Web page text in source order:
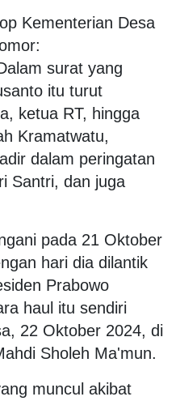
Kementerian Desa
surat yang
itu turut
ketua RT, hingga
Kramatwatu,
dalam peringatan
Santri, dan juga
pada 21 Oktober
hari dia dilantik
Prabowo
haul itu sendiri
22 Oktober 2024, di
Sholeh Ma'mun.
muncul akibat